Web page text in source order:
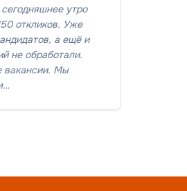
утро
откликов. Уже
а ещё и
не обработали.
вакансии. Мы